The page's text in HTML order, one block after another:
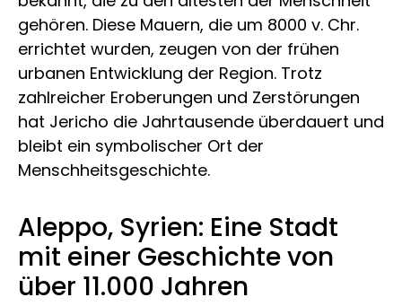
gehören. Diese Mauern, die um 8000 v. Chr.
errichtet wurden, zeugen von der frühen
urbanen Entwicklung der Region. Trotz
zahlreicher Eroberungen und Zerstörungen
hat Jericho die Jahrtausende überdauert und
bleibt ein symbolischer Ort der
Menschheitsgeschichte.
Aleppo, Syrien: Eine Stadt
mit einer Geschichte von
über 11.000 Jahren